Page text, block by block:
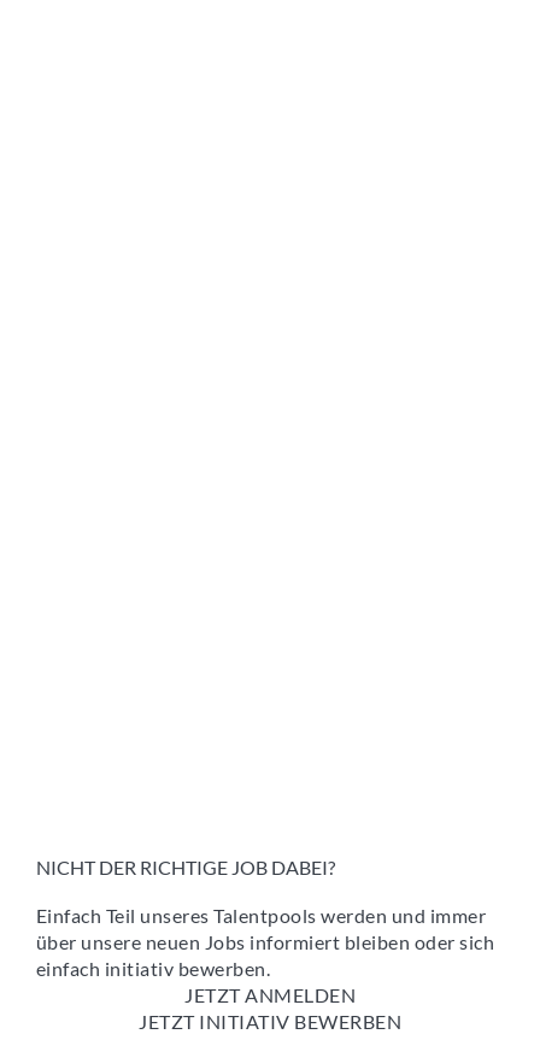
NICHT DER RICHTIGE JOB DABEI?
Einfach Teil unseres Talentpools werden und immer
über unsere neuen Jobs informiert bleiben oder sich
einfach initiativ bewerben.
JETZT ANMELDEN
JETZT INITIATIV BEWERBEN